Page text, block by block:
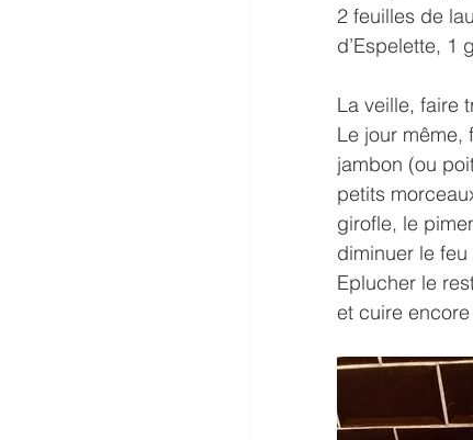
2 feuilles de
d’Espelette, 1
La veille, faire
Le jour même,
jambon (ou
petits
girofle, le
diminuer le
Eplucher le
et cuire